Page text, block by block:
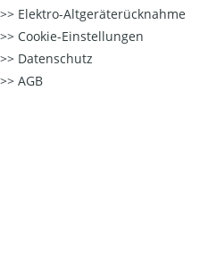
Elektro-Altgeräterücknahme
Cookie-Einstellungen
Datenschutz
AGB